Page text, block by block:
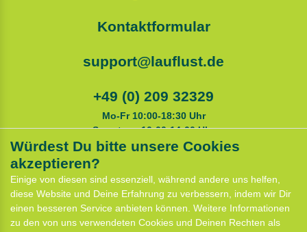
Kontaktformular
support@lauflust.de
+49 (0) 209 32329
Mo-Fr 10:00-18:30 Uhr
Samstags 10:00-14:00 Uhr
Anfahrt
Kontaktformular
Termin für Hundeberatung
CaniX Seminare
Würdest Du bitte unsere Cookies
akzeptieren?
Einige von diesen sind essenziell, während andere uns helfen,
diese Website und Deine Erfahrung zu verbessern, indem wir Dir
einen besseren Service anbieten können. Weitere Informationen
zu den von uns verwendeten Cookies und Deinen Rechten als